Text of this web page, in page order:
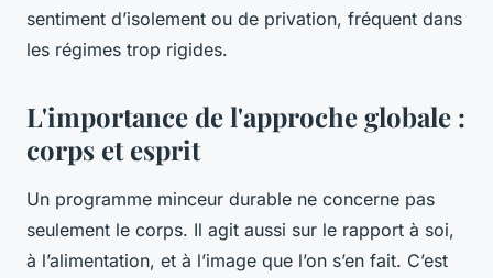
sentiment d’isolement ou de privation, fréquent dans
les régimes trop rigides.
L'importance de l'approche globale :
corps et esprit
Un programme minceur durable ne concerne pas
seulement le corps. Il agit aussi sur le rapport à soi,
à l’alimentation, et à l’image que l’on s’en fait. C’est